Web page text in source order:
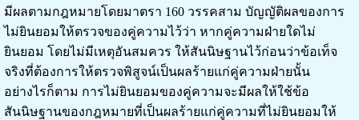
มีผลตามกฎหมายโดยมาตรา 160 วรรคสาม บัญญัติผลของการ
ไม่ยินยอมให้ตรวจของคู่ความไว้ว่า หากคู่ความฝ่ายใดไม่
ยินยอม โดยไม่มีเหตุอันสมควร ให้สันนิษฐานไว้ก่อนว่าข้อเท็จ
จริงที่ต้องการให้ตรวจพิสูจน์เป็นผลร้ายแก่คู่ความฝ่ายนั้น
อย่างไรก็ตาม การไม่ยินยอมของคู่ความจะมีผลให้ใช้ข้อ
สันนิษฐานของกฎหมายที่เป็นผลร้ายแก่คู่ความที่ไม่ยินยอมให้